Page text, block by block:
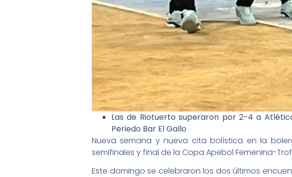
Las de Riotuerto superaron por 2-4 a
Periedo Bar El Gallo
Nueva semana y nueva cita bolística en la
semifinales y final de la Copa Apebol Femenina-
Este domingo se celebraron los dos últimos